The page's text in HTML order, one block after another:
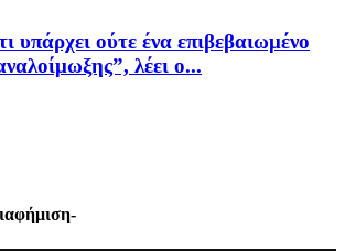
υπάρχει ούτε ένα επιβεβαιωμένο
λέει ο...